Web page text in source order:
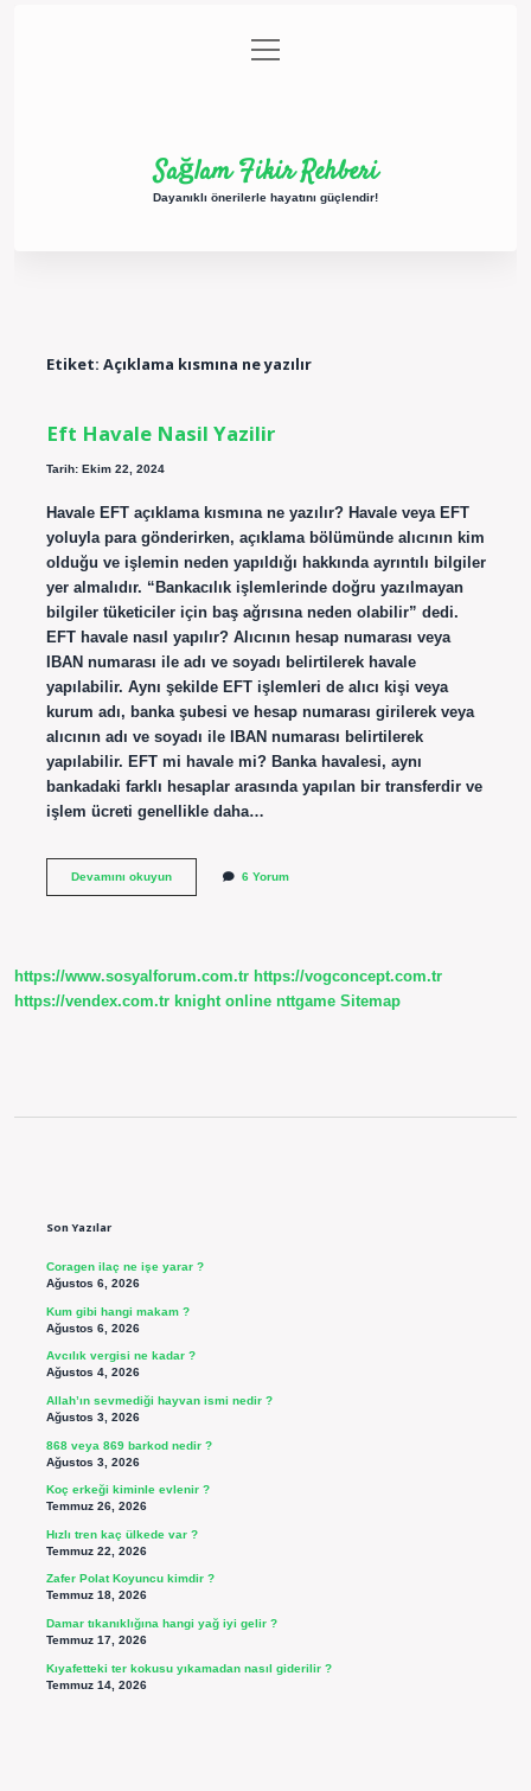
Gizlilik Politikası
menüyü
aç
Sağlam Fikir Rehberi
Dayanıklı önerilerle hayatını güçlendir!
Etiket: Açıklama kısmına ne yazılır
Eft Havale Nasil Yazilir
Tarih: Ekim 22, 2024
Havale EFT açıklama kısmına ne yazılır? Havale veya EFT
yoluyla para gönderirken, açıklama bölümünde alıcının kim
olduğu ve işlemin neden yapıldığı hakkında ayrıntılı bilgiler
yer almalıdır. “Bankacılık işlemlerinde doğru yazılmayan
bilgiler tüketiciler için baş ağrısına neden olabilir” dedi.
EFT havale nasıl yapılır? Alıcının hesap numarası veya
IBAN numarası ile adı ve soyadı belirtilerek havale
yapılabilir. Aynı şekilde EFT işlemleri de alıcı kişi veya
kurum adı, banka şubesi ve hesap numarası girilerek veya
alıcının adı ve soyadı ile IBAN numarası belirtilerek
yapılabilir. EFT mi havale mi? Banka havalesi, aynı
bankadaki farklı hesaplar arasında yapılan bir transferdir ve
işlem ücreti genellikle daha…
Devamını okuyunEft
6 Yorum
https://www.sosyalforum.com.tr https://vogconcept.com.tr
https://vendex.com.tr knight online nttgame Sitemap
Son Yazılar
Coragen ilaç ne işe yarar ?
Ağustos 6, 2026
Kum gibi hangi makam ?
Ağustos 6, 2026
Avcılık vergisi ne kadar ?
Ağustos 4, 2026
Allah’ın sevmediği hayvan ismi nedir ?
Ağustos 3, 2026
868 veya 869 barkod nedir ?
Ağustos 3, 2026
Koç erkeği kiminle evlenir ?
Temmuz 26, 2026
Hızlı tren kaç ülkede var ?
Temmuz 22, 2026
Zafer Polat Koyuncu kimdir ?
Temmuz 18, 2026
Damar tıkanıklığına hangi yağ iyi gelir ?
Temmuz 17, 2026
Kıyafetteki ter kokusu yıkamadan nasıl giderilir ?
Temmuz 14, 2026